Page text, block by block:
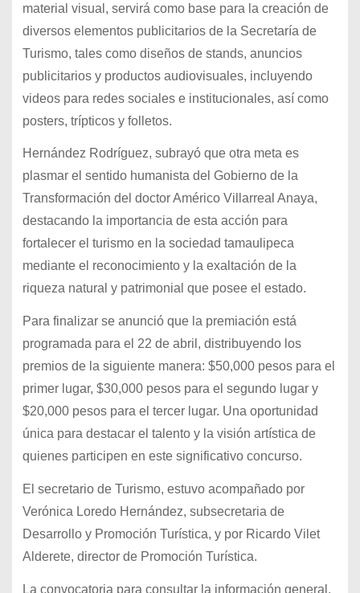
material visual, servirá como base para la creación de
diversos elementos publicitarios de la Secretaría de
Turismo, tales como diseños de stands, anuncios
publicitarios y productos audiovisuales, incluyendo
videos para redes sociales e institucionales, así como
posters, trípticos y folletos.
Hernández Rodríguez, subrayó que otra meta es
plasmar el sentido humanista del Gobierno de la
Transformación del doctor Américo Villarreal Anaya,
destacando la importancia de esta acción para
fortalecer el turismo en la sociedad tamaulipeca
mediante el reconocimiento y la exaltación de la
riqueza natural y patrimonial que posee el estado.
Para finalizar se anunció que la premiación está
programada para el 22 de abril, distribuyendo los
premios de la siguiente manera: $50,000 pesos para el
primer lugar, $30,000 pesos para el segundo lugar y
$20,000 pesos para el tercer lugar. Una oportunidad
única para destacar el talento y la visión artística de
quienes participen en este significativo concurso.
El secretario de Turismo, estuvo acompañado por
Verónica Loredo Hernández, subsecretaria de
Desarrollo y Promoción Turística, y por Ricardo Vilet
Alderete, director de Promoción Turística.
La convocatoria para consultar la información general,